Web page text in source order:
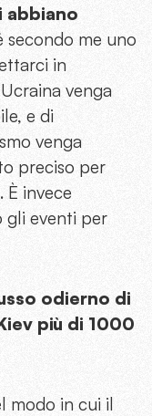
abbiano
secondo me uno
in
venga
e di
venga
preciso per
È invece
gli eventi per
odierno di
più di 1000
modo in cui il